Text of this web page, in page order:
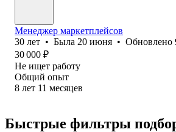
Менеджер маркетплейсов
30 лет • Была 20 июня • Обновлено
30 000 ₽
Не ищет работу
Общий опыт
8 лет 11 месяцев
Быстрые фильтры